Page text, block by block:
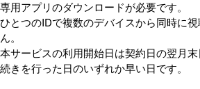
専用アプリのダウンロードが必要です。
ひとつのIDで複数のデバイスから同時に
ん。
本サービスの利用開始日は契約日の翌月
続きを行った日のいずれか早い日です。